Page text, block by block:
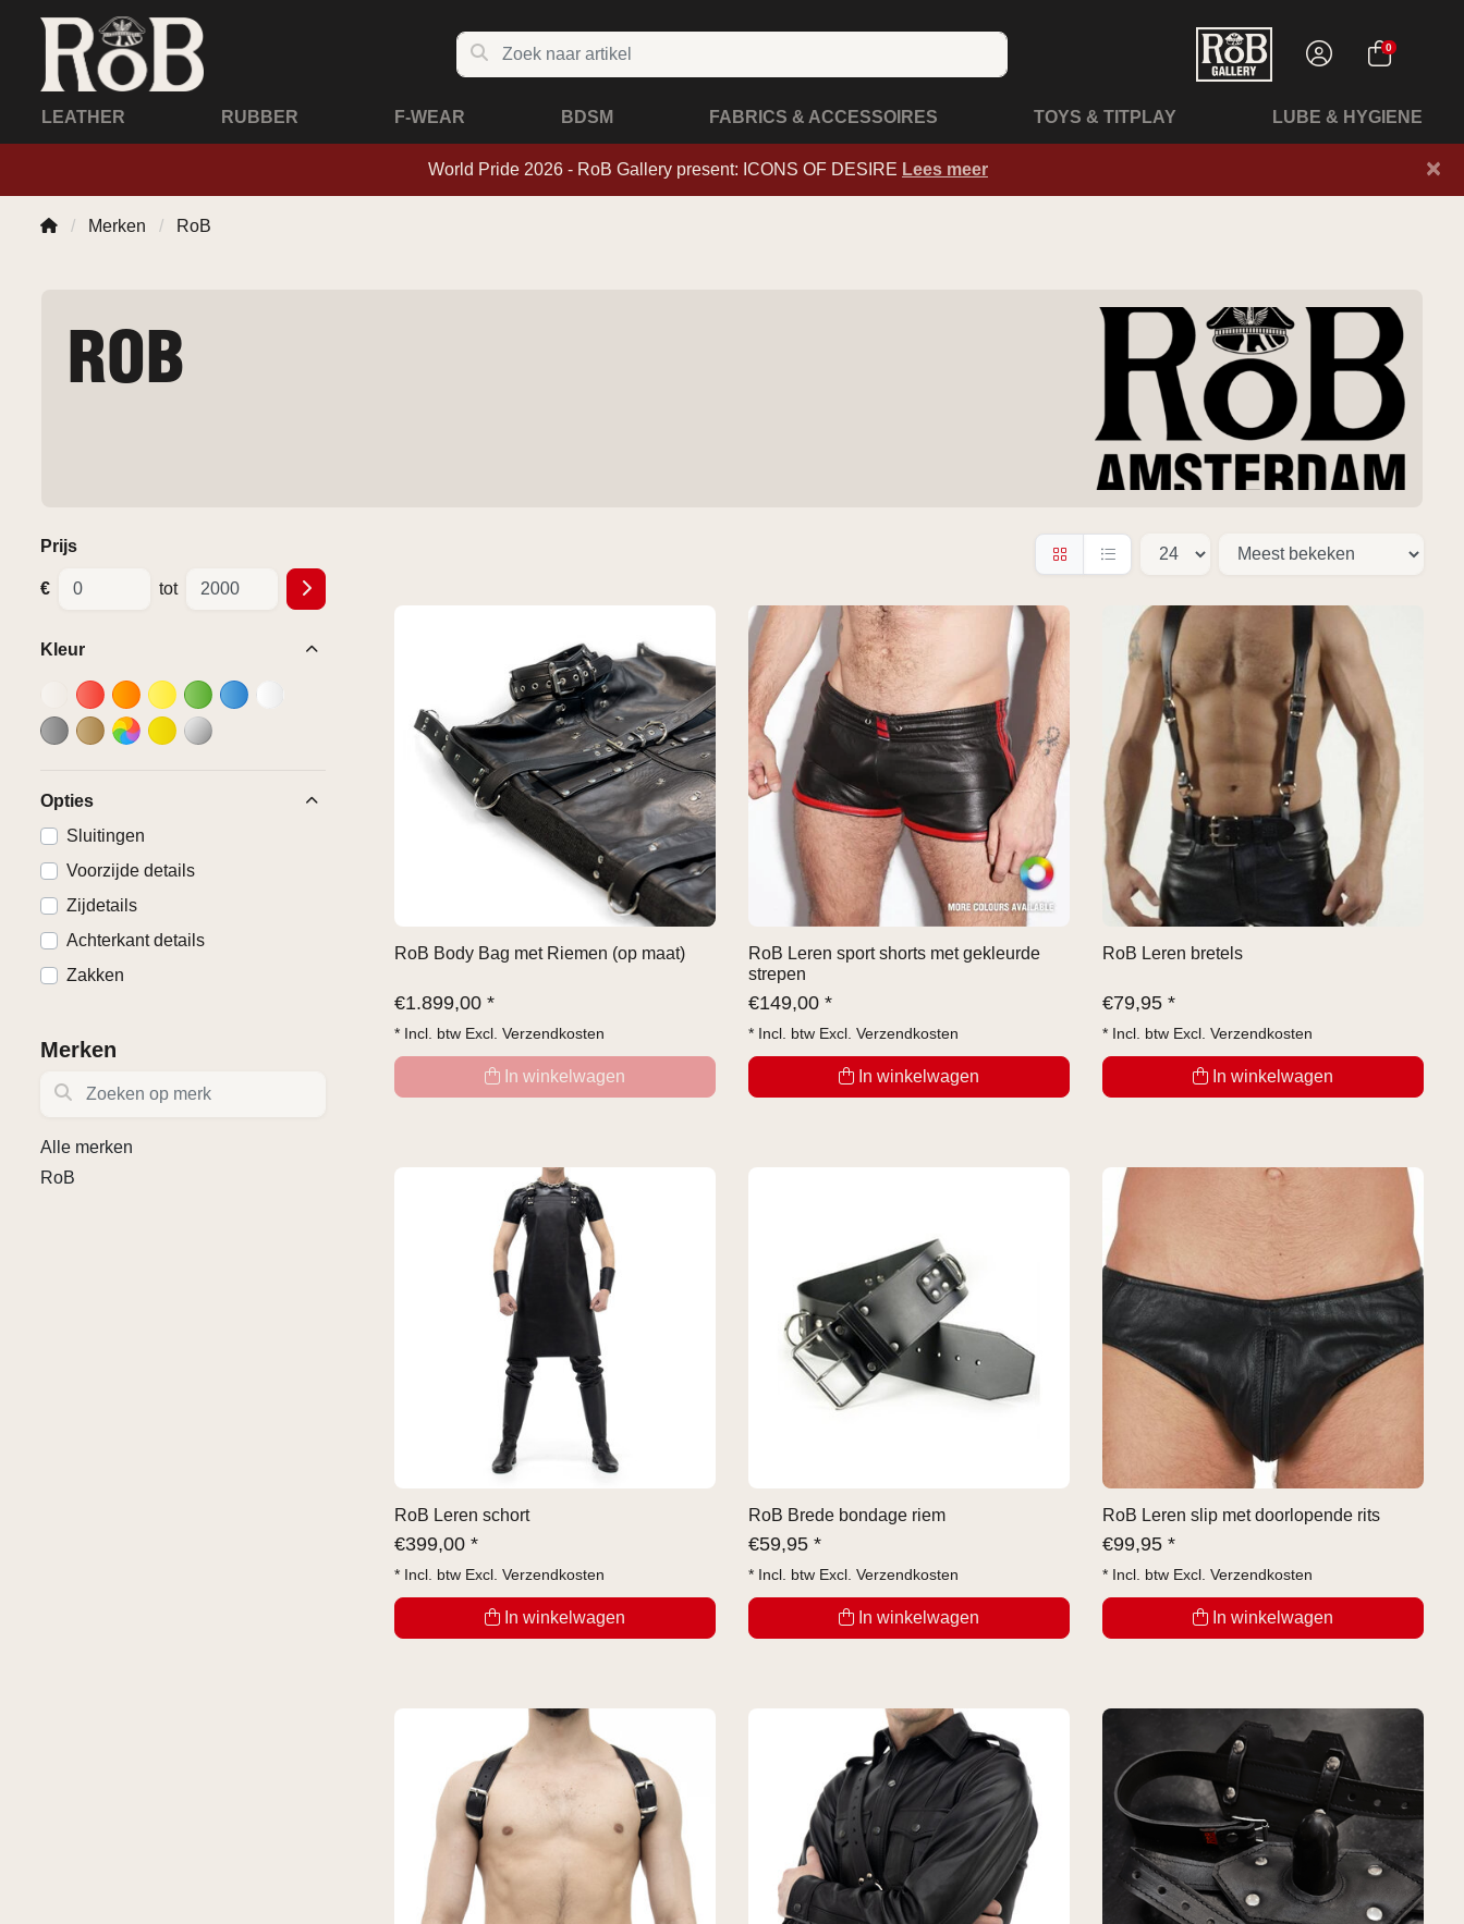
0
LEATHER RUBBER F-WEAR BDSM FABRICS & ACCESSOIRES TOYS & TITPLAY LUBE & HYGIENE
World Pride 2026 - RoB Gallery present: ICONS OF DESIRE Lees meer ×
Merken RoB
ROB
Prijs
€ tot
Kleur
Opties
Sluitingen
Voorzijde details
Zijdetails
Achterkant details
Zakken
Merken
Zoeken op merk
Alle merken
RoB
RoB Body Bag met Riemen (op maat)
€1.899,00 *
* Incl. btw Excl. Verzendkosten
In winkelwagen
RoB Leren sport shorts met gekleurde
strepen
€149,00 *
* Incl. btw Excl. Verzendkosten
In winkelwagen
RoB Leren bretels
€79,95 *
* Incl. btw Excl. Verzendkosten
In winkelwagen
RoB Leren schort
€399,00 *
* Incl. btw Excl. Verzendkosten
In winkelwagen
RoB Brede bondage riem
€59,95 *
* Incl. btw Excl. Verzendkosten
In winkelwagen
RoB Leren slip met doorlopende rits
€99,95 *
* Incl. btw Excl. Verzendkosten
In winkelwagen